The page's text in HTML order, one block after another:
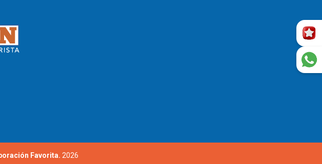
Favorita. 2026